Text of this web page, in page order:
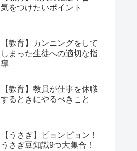
気をつけたいポイント
【教育】カンニングをして
しまった生徒への適切な指
導
【教育】教員が仕事を休職
するときにやるべきこと
【うさぎ】ピョンピョン！
うさぎ豆知識9つ大集合！